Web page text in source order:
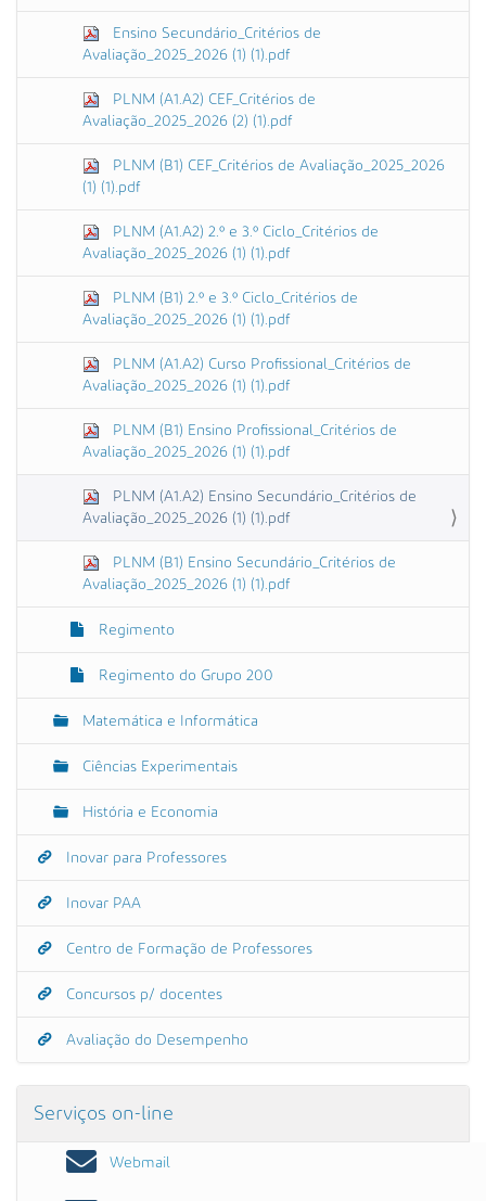
Ensino Secundário_Critérios de
Avaliação_2025_2026 (1) (1).pdf
PLNM (A1.A2) CEF_Critérios de
Avaliação_2025_2026 (2) (1).pdf
PLNM (B1) CEF_Critérios de Avaliação_2025_2026
(1) (1).pdf
PLNM (A1.A2) 2.º e 3.º Ciclo_Critérios de
Avaliação_2025_2026 (1) (1).pdf
PLNM (B1) 2.º e 3.º Ciclo_Critérios de
Avaliação_2025_2026 (1) (1).pdf
PLNM (A1.A2) Curso Profissional_Critérios de
Avaliação_2025_2026 (1) (1).pdf
PLNM (B1) Ensino Profissional_Critérios de
Avaliação_2025_2026 (1) (1).pdf
PLNM (A1.A2) Ensino Secundário_Critérios de
Avaliação_2025_2026 (1) (1).pdf
PLNM (B1) Ensino Secundário_Critérios de
Avaliação_2025_2026 (1) (1).pdf
Regimento
Regimento do Grupo 200
Matemática e Informática
Ciências Experimentais
História e Economia
Inovar para Professores
Inovar PAA
Centro de Formação de Professores
Concursos p/ docentes
Avaliação do Desempenho
Serviços on-line
Webmail